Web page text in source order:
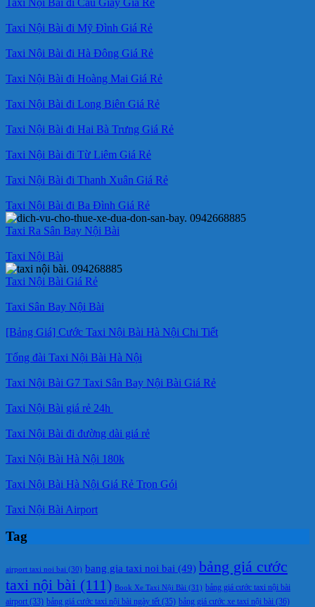
Taxi Nội Bài đi Mỹ Đình Giá Rẻ
Taxi Nội Bài đi Hà Đông Giá Rẻ
Taxi Nội Bài đi Hoàng Mai Giá Rẻ
Taxi Nội Bài đi Long Biên Giá Rẻ
Taxi Nội Bài đi Hai Bà Trưng Giá Rẻ
Taxi Nội Bài đi Từ Liêm Giá Rẻ
Taxi Nội Bài đi Thanh Xuân Giá Rẻ
Taxi Nội Bài đi Ba Đình Giá Rẻ
Taxi Ra Sân Bay Nội Bài
Taxi Nội Bài
Taxi Nội Bài Giá Rẻ
Taxi Sân Bay Nội Bài
[Bảng Giá] Cước Taxi Nội Bài Hà Nội Chi Tiết
Tổng đài Taxi Nội Bài Hà Nội
Taxi Nội Bài G7 Taxi Sân Bay Nội Bài Giá Rẻ
Taxi Nội Bài giá rẻ 24h
Taxi Nội Bài đi đường dài giá rẻ
Taxi Nội Bài Hà Nội 180k
Taxi Nội Bài Hà Nội Giá Rẻ Trọn Gói
Taxi Nội Bài Airport
Tag
airport taxi noi bai (30) bang gia taxi noi bai (49) bảng giá cước
taxi nội bài (111) Book Xe Taxi Nội Bài (31) bảng giá cước taxi nội bài
airport (33) bảng giá cước taxi nội bài ngày tết (35) bảng giá cước xe taxi nội bài (36)